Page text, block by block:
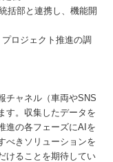
括部と連携し、機能開
ロジェクト推進の調
チャネル（車両やSNS
す。収集したデータを
進の各フェーズにAIを
べきソリューションを
けることを期待してい